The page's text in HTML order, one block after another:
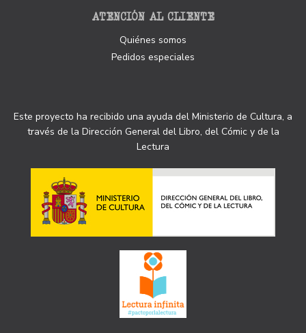
ATENCIÓN AL CLIENTE
Quiénes somos
Pedidos especiales
Este proyecto ha recibido una ayuda del Ministerio de Cultura, a
través de la Dirección General del Libro, del Cómic y de la
Lectura